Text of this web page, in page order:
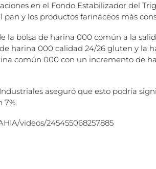
en el Fondo Estabilizador del
y los productos farináceos más
la bolsa de harina 000 común a la
harina 000 calidad 24/26 gluten y la
común 000 con un incremento de
aseguró que esto podría
7%.
videos/245455068257885